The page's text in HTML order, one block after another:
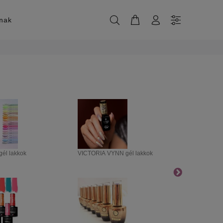
lakkok VICTORIA VYNN gél lakkok